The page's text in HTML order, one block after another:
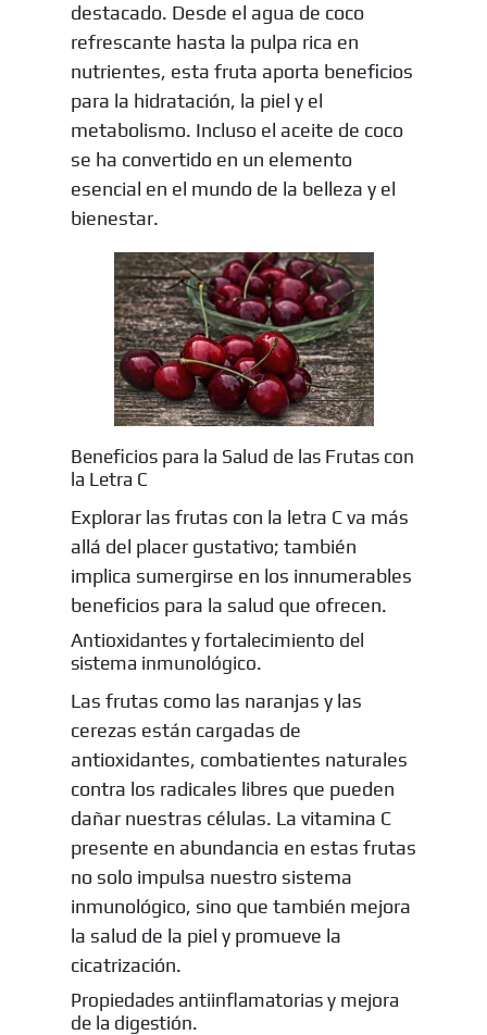
destacado. Desde el agua de coco
refrescante hasta la pulpa rica en
nutrientes, esta fruta aporta beneficios
para la hidratación, la piel y el
metabolismo. Incluso el aceite de coco
se ha convertido en un elemento
esencial en el mundo de la belleza y el
bienestar.
Beneficios para la Salud de las Frutas con
la Letra C
Explorar las frutas con la letra C va más
allá del placer gustativo; también
implica sumergirse en los innumerables
beneficios para la salud que ofrecen.
Antioxidantes y fortalecimiento del
sistema inmunológico.
Las frutas como las naranjas y las
cerezas están cargadas de
antioxidantes, combatientes naturales
contra los radicales libres que pueden
dañar nuestras células. La vitamina C
presente en abundancia en estas frutas
no solo impulsa nuestro sistema
inmunológico, sino que también mejora
la salud de la piel y promueve la
cicatrización.
Propiedades antiinflamatorias y mejora
de la digestión.